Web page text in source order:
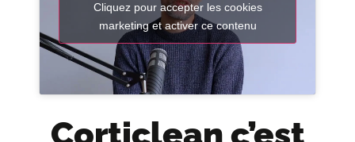
Cliquez pour accepter les cookies
marketing et activer ce contenu